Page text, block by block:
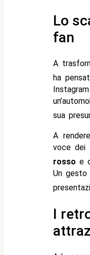
Lo
fan
A
ha
sua
A
voce dei
rosso e
Un gesto
I